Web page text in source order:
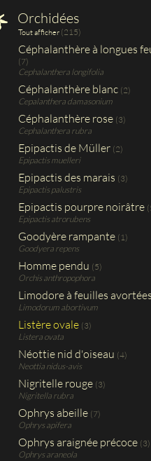
Orchidées
Tout afficher (215)
Céphalanthère à longues
(7)
Cephalanthera longifolia
Céphalanthère blanc (2)
Cepalanthera damasonium
Céphalanthère rose (3)
Cephalanthera rubra
Epipactis de Müller (2)
Epipactis muelleri
Epipactis des marais (3)
Epipactis palustris
Epipactis pourpre noirâtre
Epipactis atrorubens
Goodyère rampante (1)
Goodyera repens
Homme pendu (5)
Orchis anthropophora
Limodore à feuilles avortées
Limodorum abortivum
Listère ovale (3)
Listera ovata
Néottie nid d'oiseau (4)
Neottia nidus-avis
Nigritelle rouge (3)
Nigritella rubra
Ophrys abeille (7)
Ophrys apifera
Ophrys araignée précoce (3)
Ophrys araneola